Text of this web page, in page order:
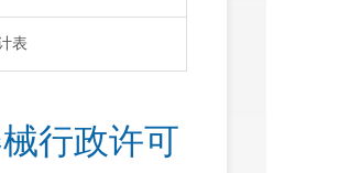
表
行政许可